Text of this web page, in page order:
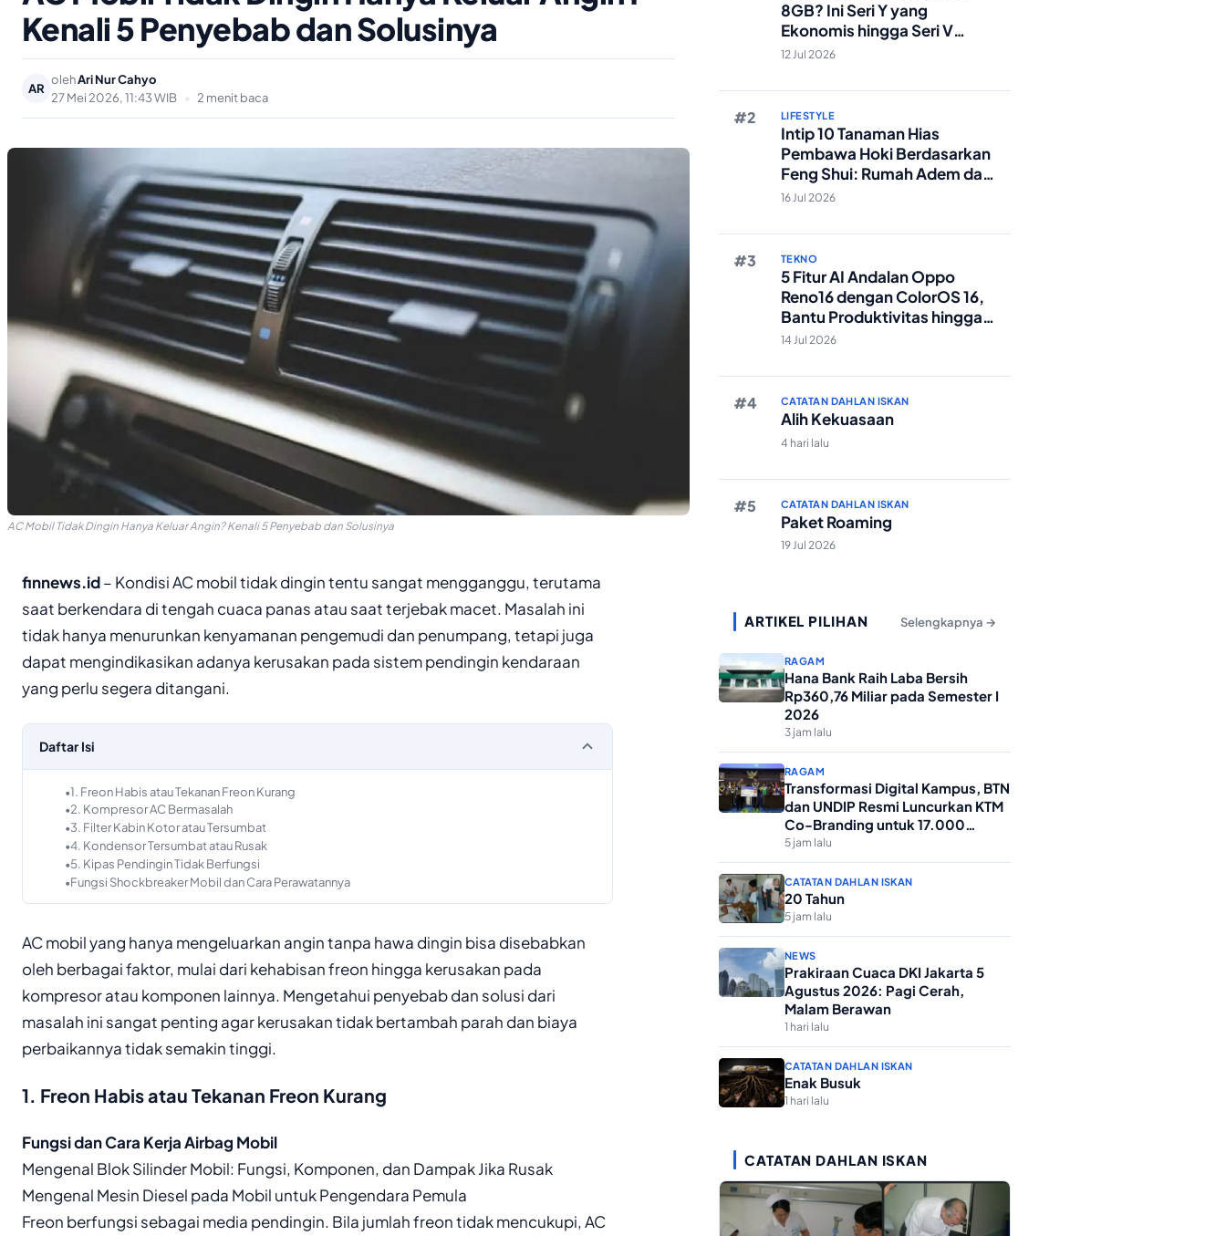
Kenali 5 Penyebab dan Solusinya
AR
olehAri Nur Cahyo
27 Mei 2026, 11:43 WIB
• 2 menit baca
AC Mobil Tidak Dingin Hanya Keluar Angin? Kenali 5 Penyebab dan Solusinya
finnews.id– Kondisi AC mobil tidak dingin tentu sangat mengganggu, terutama
saat berkendara di tengah cuaca panas atau saat terjebak macet. Masalah ini
tidak hanya menurunkan kenyamanan pengemudi dan penumpang, tetapi juga
dapat mengindikasikan adanya kerusakan pada sistem pendingin kendaraan
yang perlu segera ditangani.
Daftar Isi
1. Freon Habis atau Tekanan Freon Kurang
2. Kompresor AC Bermasalah
3. Filter Kabin Kotor atau Tersumbat
4. Kondensor Tersumbat atau Rusak
5. Kipas Pendingin Tidak Berfungsi
Fungsi Shockbreaker Mobil dan Cara Perawatannya
AC mobil yang hanya mengeluarkan angin tanpa hawa dingin bisa disebabkan
oleh berbagai faktor, mulai dari kehabisan freon hingga kerusakan pada
kompresor atau komponen lainnya. Mengetahui penyebab dan solusi dari
masalah ini sangat penting agar kerusakan tidak bertambah parah dan biaya
perbaikannya tidak semakin tinggi.
1. Freon Habis atau Tekanan Freon Kurang
Fungsi dan Cara Kerja Airbag Mobil
Mengenal Blok Silinder Mobil: Fungsi, Komponen, dan Dampak Jika Rusak
Mengenal Mesin Diesel pada Mobil untuk Pengendara Pemula
Freon berfungsi sebagai media pendingin. Bila jumlah freon tidak mencukupi, AC
8GB? Ini Seri Y yang
Ekonomis hingga Seri V
Berstandar Militer!
12 Jul 2026
LIFESTYLE
Intip 10 Tanaman Hias
Pembawa Hoki Berdasarkan
Feng Shui: Rumah Adem dan
Rezeki Lancar!
16 Jul 2026
TEKNO
5 Fitur AI Andalan Oppo
Reno16 dengan ColorOS 16,
Bantu Produktivitas hingga
Edit Foto Lebih Praktis
14 Jul 2026
CATATAN DAHLAN ISKAN
Alih Kekuasaan
4 hari lalu
CATATAN DAHLAN ISKAN
Paket Roaming
19 Jul 2026
ARTIKEL PILIHAN Selengkapnya →
RAGAM
Hana Bank Raih Laba Bersih
Rp360,76 Miliar pada Semester I
2026
3 jam lalu
RAGAM
Transformasi Digital Kampus, BTN
dan UNDIP Resmi Luncurkan KTM
Co-Branding untuk 17.000
Mahasiswa Baru
5 jam lalu
CATATAN DAHLAN ISKAN
20 Tahun
5 jam lalu
NEWS
Prakiraan Cuaca DKI Jakarta 5
Agustus 2026: Pagi Cerah,
Malam Berawan
1 hari lalu
CATATAN DAHLAN ISKAN
Enak Busuk
1 hari lalu
CATATAN DAHLAN ISKAN